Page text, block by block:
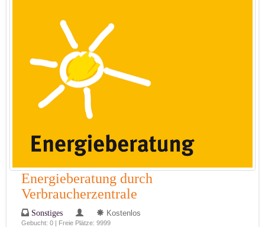
Energieberatung durch
Verbraucherzentrale
Sonstiges Kostenlos
Gebucht: 0 | Freie Plätze: 9999